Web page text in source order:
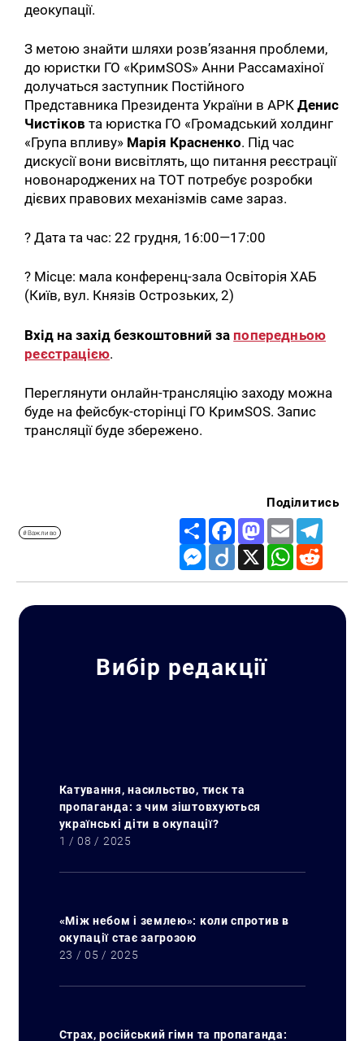
деокупації.
З метою знайти шляхи розвʼязання проблеми,
до юристки ГО «КримSOS» Анни Рассамахіної
долучаться заступник Постійного
Представника Президента України в АРКДенис
Чистіков та юристка ГО «Громадський холдинг
«Група впливу» Марія Красненко. Під час
дискусії вони висвітлять, що питання реєстрації
новонароджених на ТОТ потребує розробки
дієвих правових механізмів саме зараз.
? Дата та час: 22 грудня, 16:00—17:00
? Місце: мала конференц-зала Освіторія ХАБ
(Київ, вул. Князів Острозьких, 2)
Вхід на захід безкоштовний за попередньою
реєстрацією.
Переглянути онлайн-трансляцію заходу можна
буде на фейсбук-сторінці ГО КримSOS. Запис
трансляції буде збережено.
#Важливо
Поділитись
Share FacebookMastodon
Email
Messenger
Diigo X WhatsApp
Вибір редакції
Катування, насильство, тиск та
пропаганда: з чим зіштовхуються
українські діти в окупації?
1 / 08 / 2025
«Між небом і землею»: коли спротив в
окупації стає загрозою
23 / 05 / 2025
Страх, російський гімн та пропаганда: